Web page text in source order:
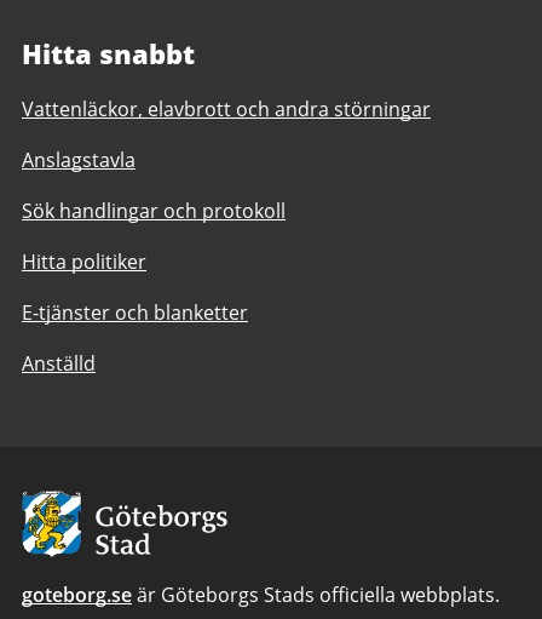
Hitta snabbt
Vattenläckor, elavbrott och andra störningar
Anslagstavla
Sök handlingar och protokoll
Hitta politiker
E-tjänster och blanketter
Anställd
Avsändare:
Göteborgs
Stad
goteborg.seär Göteborgs Stads officiella webbplats.